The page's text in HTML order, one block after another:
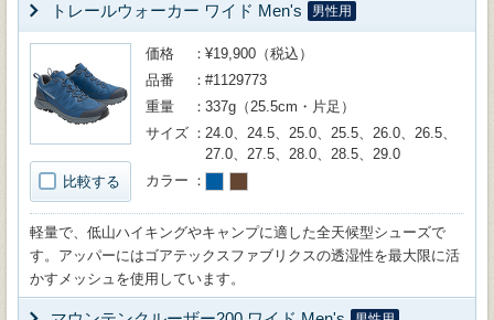
トレールウォーカー ワイド Men's 男性用
比較する
価格
¥19,900（税込）
品番
#1129773
重量
337g（25.5cm・片足）
サイズ
24.0、24.5、25.0、25.5、26.0、26.5、
27.0、27.5、28.0、28.5、29.0
カラー
軽量で、低山ハイキングやキャンプに適した全天候型シューズで
す。アッパーにはゴアテックスファブリクスの透湿性を最大限に活
かすメッシュを使用しています。